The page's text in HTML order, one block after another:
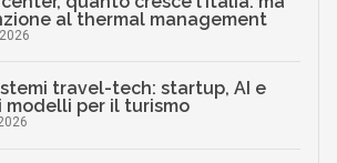
al thermal management
travel-tech: startup, AI e
modelli per il turismo